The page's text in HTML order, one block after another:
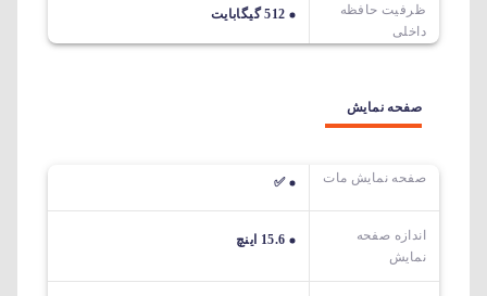
ظرفیت حافظه
داخلی
512 گیگابایت
صفحه نمایش
صفحه نمایش مات ✅
اندازه صفحه
نمایش
15.6 اینچ